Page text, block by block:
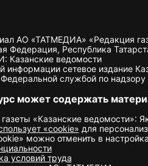
АО «ТАТМЕДИА» «Редакция
Федерация, Республика
Казанские ведомости
информации сетевое издание
Федеральной службой по
может содержать
«Казанские ведомости»:
«cookie» для
можно отменить в
условий труда